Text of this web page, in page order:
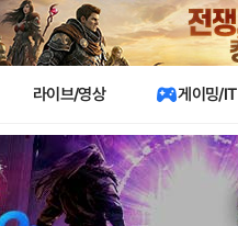
라이브/영상 게이밍/IT